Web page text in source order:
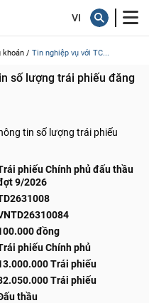
khoán / Tin nghiệp vụ với TC...
số lượng trái phiếu đăng
tin số lượng trái phiếu
phiếu Chính phủ đấu thầu
9/2026
đồng
phiếu Chính phủ
Trái phiếu
Trái phiếu
thầu